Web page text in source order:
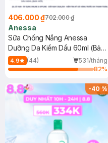
406.000 ₫702.000 ₫
Anessa
Sữa Chống Nắng Anessa
Dưỡng Da Kiềm Dầu 60ml (Bản
Mới)
4.9 (44)
531/tháng
82%
-40%